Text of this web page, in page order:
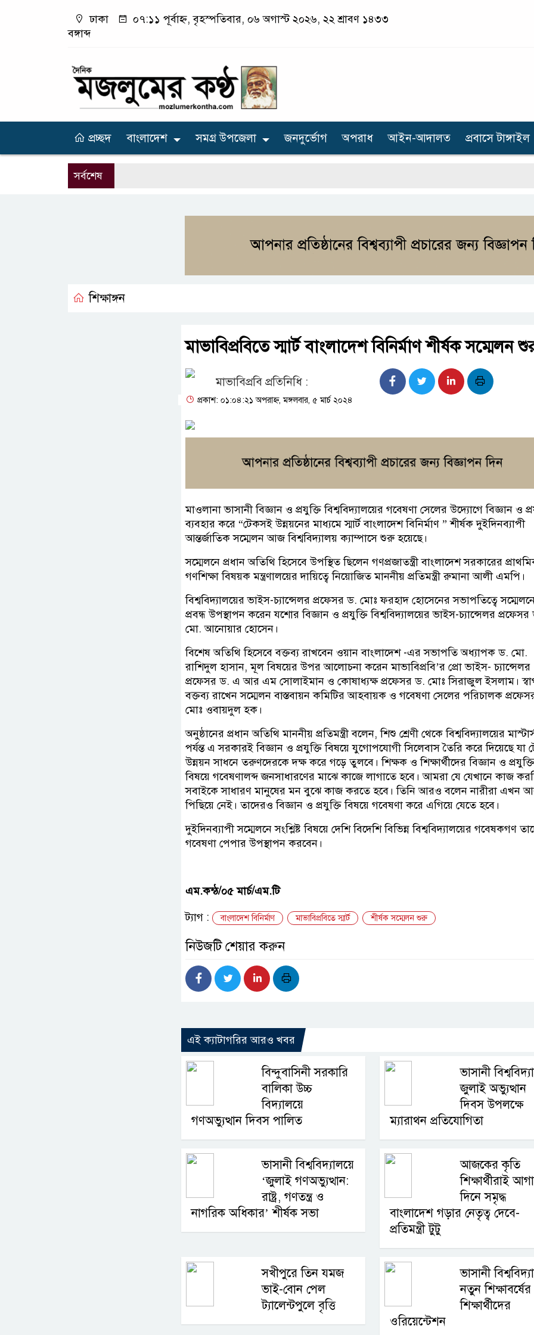
ঢাকা
০৭:১১ পূর্বাহ্ন, বৃহস্পতিবার, ০৬ অগাস্ট ২০২৬, ২২ শ্রাবণ ১৪৩৩
বঙ্গাব্দ
প্রচ্ছদ বাংলাদেশ সমগ্র উপজেলা জনদুর্ভোগ অপরাধ আইন-আদালত প্রবাসে টাঙ্গাইল
সর্বশেষ
শিক্ষাঙ্গন
মাভাবিপ্রবিতে স্মার্ট বাংলাদেশ বিনির্মাণ শীর্ষক সম্মেলন
মাভাবিপ্রবি প্রতিনিধি :
প্রকাশ: ০১:০৪:২১ অপরাহ্ন, মঙ্গলবার, ৫ মার্চ ২০২৪
মাওলানা ভাসানী বিজ্ঞান ও প্রযুক্তি বিশ্ববিদ্যালয়ের গবেষণা সেলের উদ্যোগে বিজ্ঞান ও
ব্যবহার করে “টেকসই উন্নয়নের মাধ্যমে স্মার্ট বাংলাদেশ বিনির্মাণ ” শীর্ষক দুইদিনব্যাপী
আন্তর্জাতিক সম্মেলন আজ বিশ্ববিদ্যালয় ক্যাম্পাসে শুরু হয়েছে।
সম্মেলনে প্রধান অতিথি হিসেবে উপস্থিত ছিলেন গণপ্রজাতন্ত্রী বাংলাদেশ সরকারের
গণশিক্ষা বিষয়ক মন্ত্রণালয়ের দায়িত্বে নিয়োজিত মাননীয় প্রতিমন্ত্রী রুমানা আলী এমপি।
বিশ্ববিদ্যালয়ের ভাইস-চ্যান্সেলর প্রফেসর ড. মোঃ ফরহাদ হোসেনের সভাপতিত্বে
প্রবন্ধ উপস্থাপন করেন যশোর বিজ্ঞান ও প্রযুক্তি বিশ্ববিদ্যালয়ের ভাইস-চ্যান্সেলর প্রফেসর
মো. আনোয়ার হোসেন।
বিশেষ অতিথি হিসেবে বক্তব্য রাখবেন ওয়ান বাংলাদেশ -এর সভাপতি অধ্যাপক ড. মো.
রাশিদুল হাসান, মূল বিষয়ের উপর আলোচনা করেন মাভাবিপ্রবি’র প্রো ভাইস- চ্যান্সেলর
প্রফেসর ড. এ আর এম সোলাইমান ও কোষাধ্যক্ষ প্রফেসর ড. মোঃ সিরাজুল ইসলাম।
বক্তব্য রাখেন সম্মেলন বাস্তবায়ন কমিটির আহবায়ক ও গবেষণা সেলের পরিচালক
মোঃ ওবায়দুল হক।
অনুষ্ঠানের প্রধান অতিথি মাননীয় প্রতিমন্ত্রী বলেন, শিশু শ্রেণী থেকে বিশ্ববিদ্যালয়ের
পর্যন্ত এ সরকারই বিজ্ঞান ও প্রযুক্তি বিষয়ে যুগোপযোগী সিলেবাস তৈরি করে দিয়েছে যা
উন্নয়ন সাধনে তরুণদেরকে দক্ষ করে গড়ে তুলবে। শিক্ষক ও শিক্ষার্থীদের বিজ্ঞান ও প্রযুক্তি
বিষয়ে গবেষণালব্দ জনসাধারণের মাঝে কাজে লাগাতে হবে। আমরা যে যেখানে কাজ
সবাইকে সাধারণ মানুষের মন বুঝে কাজ করতে হবে। তিনি আরও বলেন নারীরা এখন
পিছিয়ে নেই। তাদেরও বিজ্ঞান ও প্রযুক্তি বিষয়ে গবেষণা করে এগিয়ে যেতে হবে।
দুইদিনব্যাপী সম্মেলনে সংশ্লিষ্ট বিষয়ে দেশি বিদেশি বিভিন্ন বিশ্ববিদ্যালয়ের গবেষকগণ
গবেষণা পেপার উপস্থাপন করবেন।
এম.কন্ঠ/০৫ মার্চ/এম.টি
ট্যাগ :
বাংলাদেশ বিনির্মাণ মাভাবিপ্রবিতে স্মার্ট শীর্ষক সম্মেলন শুরু
নিউজটি শেয়ার করুন
এই ক্যাটাগরির আরও খবর
বিন্দুবাসিনী সরকারি
বালিকা উচ্চ
বিদ্যালয়ে
গণঅভ্যুত্থান দিবস পালিত
ভাসানী
জুলাই অভ্যুত্থান
দিবস উপলক্ষে
ম্যারাথন প্রতিযোগিতা
ভাসানী বিশ্ববিদ্যালয়ে
‘জুলাই গণঅভ্যুত্থান:
রাষ্ট্র, গণতন্ত্র ও
নাগরিক অধিকার’ শীর্ষক সভা
আজকের কৃতি
শিক্ষার্থীরাই
দিনে সমৃদ্ধ
বাংলাদেশ গড়ার নেতৃত্ব দেবে-
প্রতিমন্ত্রী টুটু
সখীপুরে তিন যমজ
ভাই-বোন পেল
ট্যালেন্টপুলে বৃত্তি
ভাসানী
নতুন শিক্ষাবর্ষের
শিক্ষার্থীদের
ওরিয়েন্টেশন